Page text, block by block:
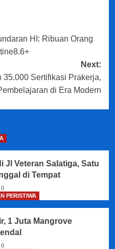
HI: Ribuan Orang
Next:
35.000 Sertifikasi Prakerja,
di Era Modern
Jl Veteran Salatiga, Satu
di Tempat
0
PERISTIWA
1 Juta Mangrove
0